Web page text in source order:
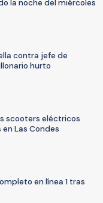
la noche del miércoles
contra jefe de
hurto
scooters eléctricos
Las Condes
en línea 1 tras